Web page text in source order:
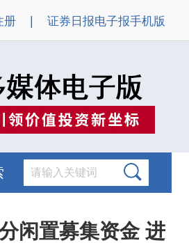
册 证券日报电子报手机版
闲置募集资金 进